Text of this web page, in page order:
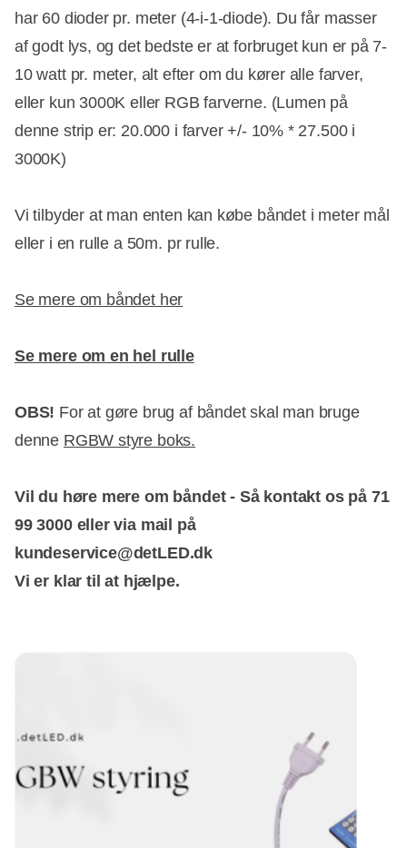
har 60 dioder pr. meter (4-i-1-diode). Du får masser
af godt lys, og det bedste er at forbruget kun er på 7-
10 watt pr. meter, alt efter om du kører alle farver,
eller kun 3000K eller RGB farverne. (Lumen på
denne strip er: 20.000 i farver +/- 10% * 27.500 i
3000K)
Vi tilbyder at man enten kan købe båndet i meter mål
eller i en rulle a 50m. pr rulle.
Se mere om båndet her
Se mere om en hel rulle
OBS! For at gøre brug af båndet skal man bruge
denne RGBW styre boks.
Vil du høre mere om båndet - Så kontakt os på 71
99 3000 eller via mail på
kundeservice@detLED.dk
Vi er klar til at hjælpe.